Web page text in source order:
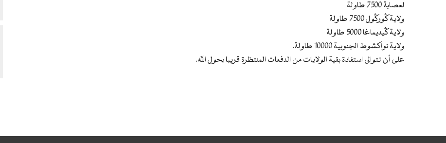
لعصابة 7500 طاولة
ولاية گورگول 7500 طاولة
ولاية گيديماغا 5000 طاولة
ولاية نواكشوط الجنوبية 10000 طاولة.
على أن تتوالى استفادة بقية الولايات من الدفعات المنتظرة قريبا بحول الله.